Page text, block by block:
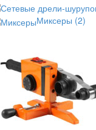
Миксеры (2)